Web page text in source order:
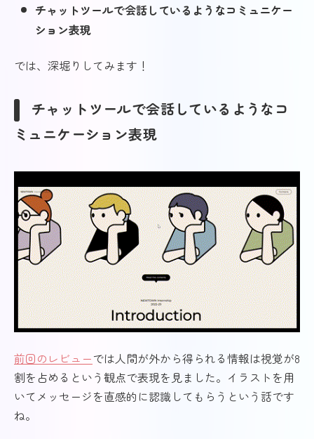
チャットツールで会話しているようなコミュニケー
ション表現
では、深堀りしてみます！
チャットツールで会話しているようなコ
ミュニケーション表現
前回のレビューでは人間が外から得られる情報は視覚が8
割を占めるという観点で表現を見ました。イラストを用
いてメッセージを直感的に認識してもらうという話です
ね。